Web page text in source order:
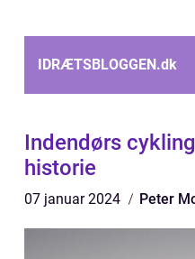
IDRÆTSBLOGGEN.dk
Indendørs
historie
07 januar 2024 Peter